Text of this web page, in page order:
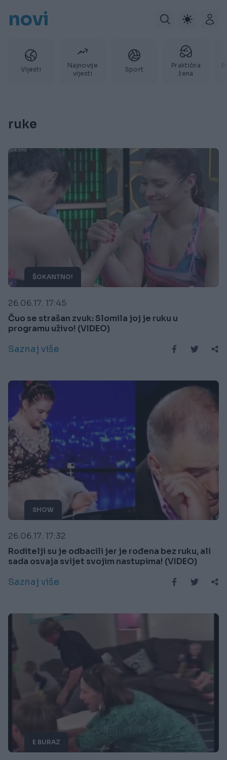
novi
Vijesti
Najnovije
vijesti
Sport
Praktična
žena
ruke
ŠOKANTNO!
26.06.17. 17:45
Čuo se strašan zvuk: Slomila joj je ruku u
programu uživo! (VIDEO)
Saznaj više
SHOW
26.06.17. 17:32
Roditelji su je odbacili jer je rođena bez ruku, ali
sada osvaja svijet svojim nastupima! (VIDEO)
Saznaj više
E BURAZ